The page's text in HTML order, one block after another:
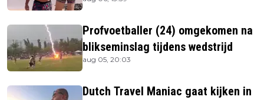
Profvoetballer (24) omgekomen na
blikseminslag tijdens wedstrijd
aug 05, 20:03
Dutch Travel Maniac gaat kijken in